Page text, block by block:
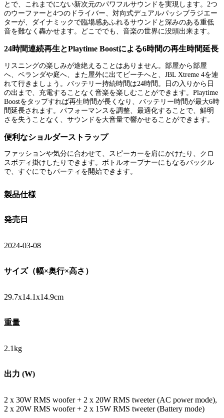
とで、これまでにない新次元のパワフルサウンドを実現します。2つ
のウーファーと4つのドライバー、対向式デュアルパッシブラジエー
ターが、ダイナミックで臨場感あふれるサウンドと深みのある重低
音を難なく轟かせます。どこででも、音楽の世界に没頭出来ます。
24時間連続再生とPlaytime Boostによる6時間の再生時間延長
リスニングの楽しみが途絶えることはありません。部屋から部屋
へ、ベランダや庭へ、また屋外に出てビーチへと、JBL Xtreme 4を連
れて行きましょう。バッテリー持続時間は24時間。日の入りから日
の出まで、充電することなく音楽を楽しむことができます。Playtime
Boostをタップすれば再生時間が長くなり、バッテリー時間が最大6時
間延長されます。パフォーマンスを調整、最適化することで、鮮明
さを失うことなく、サウンドを大音量で響かせることができます。
便利なショルダーストラップ
ファッションや気分に合わせて、スピーカーを肩にかけたり、クロ
スボディ掛けしたりできます。ボトルオープナーにもなるバックル
で、すぐにでもパーティを開始できます。
製品仕様
発売日
2024-03-08
サイズ（幅×奥行×高さ）
29.7x14.1x14.9cm
重量
2.1kg
出力 (W)
2 x 30W RMS woofer + 2 x 20W RMS tweeter (AC power mode),
2 x 20W RMS woofer + 2 x 15W RMS tweeter (Battery mode)